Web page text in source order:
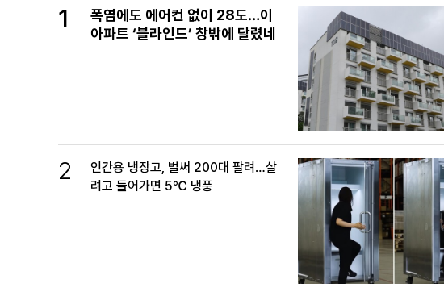
1
폭염에도 에어컨 없이 28도…이
아파트 ‘블라인드’ 창밖에 달렸네
2
인간용 냉장고, 벌써 200대 팔려…살
려고 들어가면 5℃ 냉풍